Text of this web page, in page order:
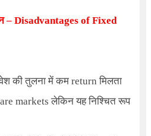
– Disadvantages of Fixed
की तुलना में कम return मिलता
marketsलेकिन यह निश्चित रूप